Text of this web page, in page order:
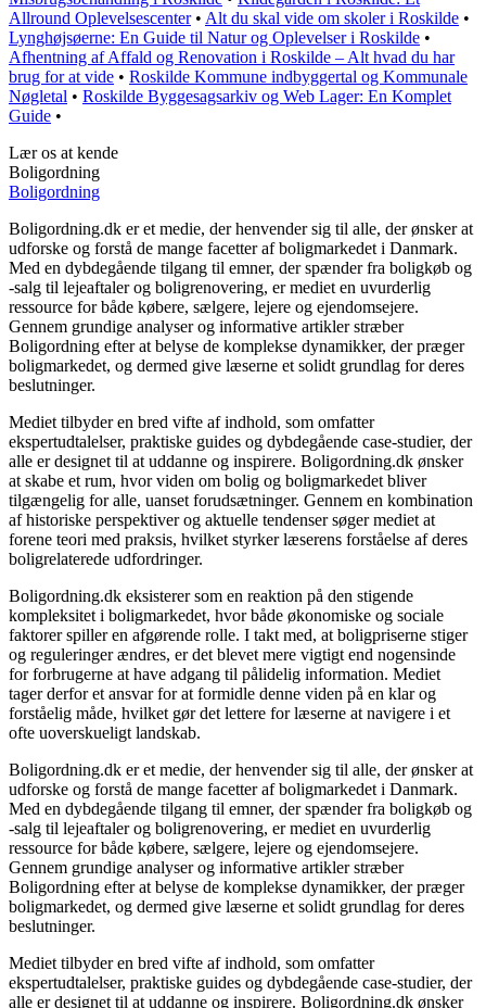
Allround Oplevelsescenter• Alt du skal vide om skoler i Roskilde •
Lynghøjsøerne: En Guide til Natur og Oplevelser i Roskilde •
Afhentning af Affald og Renovation i Roskilde – Alt hvad du har
brug for at vide • Roskilde Kommune indbyggertal og Kommunale
Nøgletal • Roskilde Byggesagsarkiv og Web Lager: En Komplet
Guide •
Lær os at kende
Boligordning
Boligordning
Boligordning.dk er et medie, der henvender sig til alle, der ønsker at
udforske og forstå de mange facetter af boligmarkedet i Danmark.
Med en dybdegående tilgang til emner, der spænder fra boligkøb og
-salg til lejeaftaler og boligrenovering, er mediet en uvurderlig
ressource for både købere, sælgere, lejere og ejendomsejere.
Gennem grundige analyser og informative artikler stræber
Boligordning efter at belyse de komplekse dynamikker, der præger
boligmarkedet, og dermed give læserne et solidt grundlag for deres
beslutninger.
Mediet tilbyder en bred vifte af indhold, som omfatter
ekspertudtalelser, praktiske guides og dybdegående case-studier, der
alle er designet til at uddanne og inspirere. Boligordning.dk ønsker
at skabe et rum, hvor viden om bolig og boligmarkedet bliver
tilgængelig for alle, uanset forudsætninger. Gennem en kombination
af historiske perspektiver og aktuelle tendenser søger mediet at
forene teori med praksis, hvilket styrker læserens forståelse af deres
boligrelaterede udfordringer.
Boligordning.dk eksisterer som en reaktion på den stigende
kompleksitet i boligmarkedet, hvor både økonomiske og sociale
faktorer spiller en afgørende rolle. I takt med, at boligpriserne stiger
og reguleringer ændres, er det blevet mere vigtigt end nogensinde
for forbrugerne at have adgang til pålidelig information. Mediet
tager derfor et ansvar for at formidle denne viden på en klar og
forståelig måde, hvilket gør det lettere for læserne at navigere i et
ofte uoverskueligt landskab.
Boligordning.dk er et medie, der henvender sig til alle, der ønsker at
udforske og forstå de mange facetter af boligmarkedet i Danmark.
Med en dybdegående tilgang til emner, der spænder fra boligkøb og
-salg til lejeaftaler og boligrenovering, er mediet en uvurderlig
ressource for både købere, sælgere, lejere og ejendomsejere.
Gennem grundige analyser og informative artikler stræber
Boligordning efter at belyse de komplekse dynamikker, der præger
boligmarkedet, og dermed give læserne et solidt grundlag for deres
beslutninger.
Mediet tilbyder en bred vifte af indhold, som omfatter
ekspertudtalelser, praktiske guides og dybdegående case-studier, der
alle er designet til at uddanne og inspirere. Boligordning.dk ønsker